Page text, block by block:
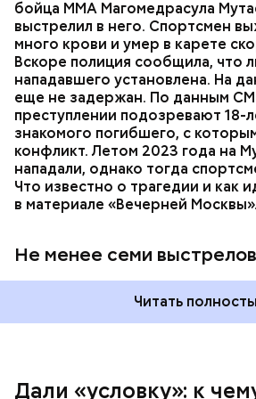
бойца ММА Магомедрасула
выстрелил в него. Спортсмен
много крови и умер в карете
Вскоре полиция сообщила, что
нападавшего установлена. На
еще не задержан. По данным
преступлении подозревают 18-
знакомого погибшего, с
конфликт. Летом 2023 года на
нападали, однако тогда
Что известно о трагедии и как
в материале «Вечерней Москвы».
Не менее семи выстрелов
пострадавший умер по пути в
Читать
Дали «условку»: к
— Мое глубокое убеждение —
одновременно хорошим
мамой. Я выбрала второе, ну а
родители, воспитавшие
достатке, —рассказывала
газете.